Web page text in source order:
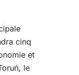
cinq
et
le